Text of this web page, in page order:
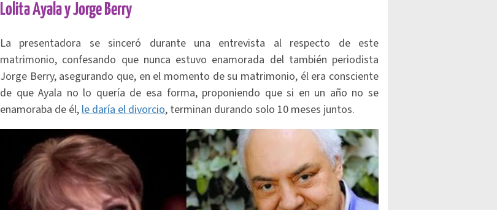
Lolita Ayala y Jorge Berry
La presentadora se sinceró durante una entrevista al respecto de este
matrimonio, confesando que nunca estuvo enamorada del también periodista
Jorge Berry, asegurando que, en el momento de su matrimonio, él era consciente
de que Ayala no lo quería de esa forma, proponiendo que si en un año no se
enamoraba de él,le daría el divorcio, terminan durando solo 10 meses juntos.